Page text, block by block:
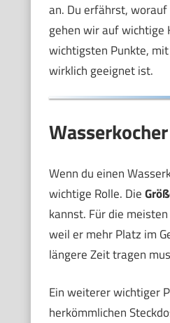
an. Du erfährst,
gehen wir auf wichtige
wichtigsten Punkte,
wirklich geeignet ist.
Wenn du einen
wichtige Rolle. Die
kannst. Für die
weil er mehr Platz im
längere Zeit tragen
Ein weiterer wichtiger
herkömmlichen